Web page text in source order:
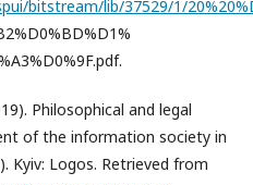
bitstream/lib/37529/1/
Philosophical and legal
of the information society in
Kyiv: Logos. Retrieved from